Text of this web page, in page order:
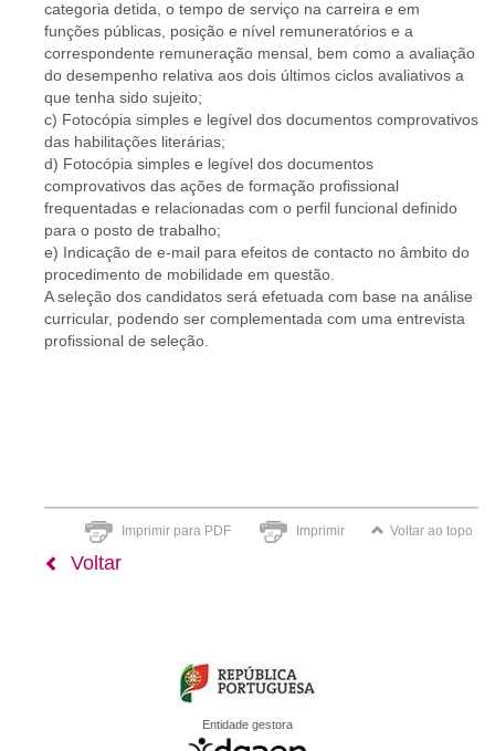
categoria detida, o tempo de serviço na carreira e em
funções públicas, posição e nível remuneratórios e a
correspondente remuneração mensal, bem como a avaliação
do desempenho relativa aos dois últimos ciclos avaliativos a
que tenha sido sujeito;
c) Fotocópia simples e legível dos documentos comprovativos
das habilitações literárias;
d) Fotocópia simples e legível dos documentos
comprovativos das ações de formação profissional
frequentadas e relacionadas com o perfil funcional definido
para o posto de trabalho;
e) Indicação de e-mail para efeitos de contacto no âmbito do
procedimento de mobilidade em questão.
A seleção dos candidatos será efetuada com base na análise
curricular, podendo ser complementada com uma entrevista
profissional de seleção.
Imprimir para PDF Imprimir Voltar ao topo
Voltar
Entidade gestora